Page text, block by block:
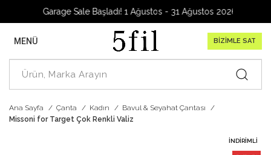
Garage Sale Başladı! 1 Ağustos - 31 Ağustos 2026
MENÜ BİZİMLE SAT
Ana Sayfa Çanta Kadın
Bavul & Seyahat Çantası
Missoni for Target Çok Renkli Valiz
İNDIRIMLI